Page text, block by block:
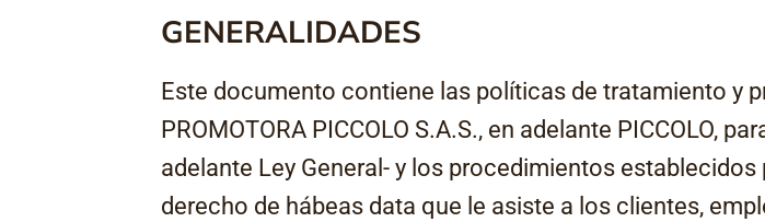
GENERALIDADES
Este documento contiene las políticas de tratamiento y
PROMOTORA PICCOLO S.A.S., en adelante PICCOLO,
adelante Ley General- y los procedimientos
derecho de hábeas data que le asiste a los clientes,